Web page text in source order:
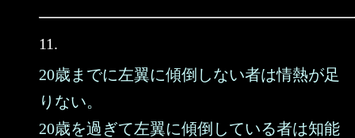
11.
20歳までに左翼に傾倒しない者は情熱が足
りない。
20歳を過ぎて左翼に傾倒している者は知能